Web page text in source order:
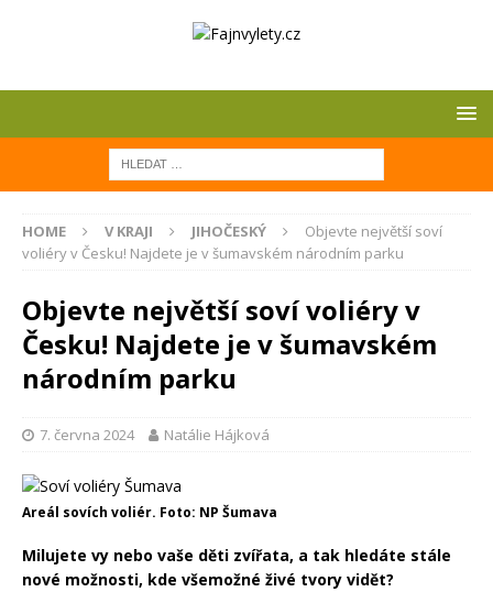
HOME V KRAJI JIHOČESKÝ
Objevte největší soví
voliéry v Česku! Najdete je v šumavském národním parku
Objevte největší soví voliéry v
Česku! Najdete je v šumavském
národním parku
7. června 2024 Natálie Hájková
Areál sovích voliér. Foto: NP Šumava
Milujete vy nebo vaše děti zvířata, a tak hledáte stále
nové možnosti, kde všemožné živé tvory vidět?